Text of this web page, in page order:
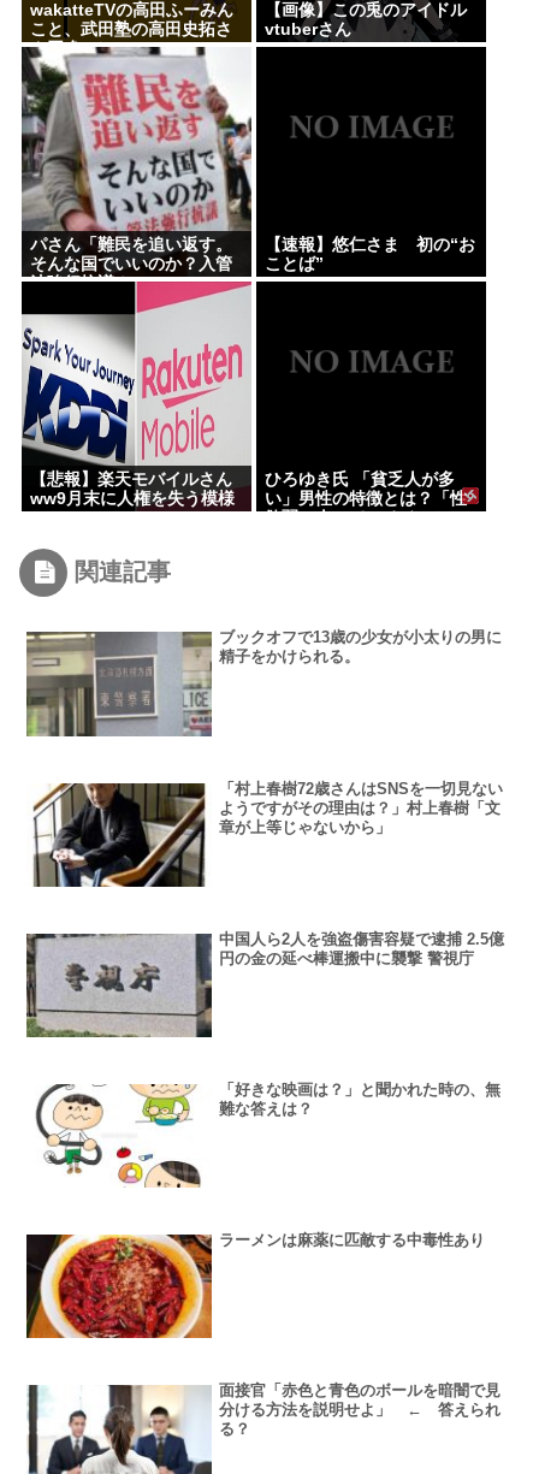
wakatteTVの高田ふーみん
こと、武田塾の高田史拓さ
ん召喚スレ
【画像】この兎のアイドル
vtuberさん
パさん「難民を追い返す。
そんな国でいいのか？入管
法強行抗議！」
【速報】悠仁さま 初の“お
ことば”
【悲報】楽天モバイルさん
ww9月末に人権を失う模様
ひろゆき氏 「貧乏人が多
い」男性の特徴とは？「性
関連記事
ブックオフで13歳の少女が小太りの男に
精子をかけられる。
「村上春樹72歳さんはSNSを一切見ない
ようですがその理由は？」村上春樹「文
章が上等じゃないから」
中国人ら2人を強盗傷害容疑で逮捕 2.5億
円の金の延べ棒運搬中に襲撃 警視庁
「好きな映画は？」と聞かれた時の、無
難な答えは？
ラーメンは麻薬に匹敵する中毒性あり
面接官「赤色と青色のボールを暗闇で見
分ける方法を説明せよ」 ← 答えられ
る？